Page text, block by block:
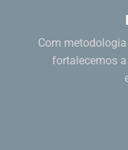
Com
fortalecemos